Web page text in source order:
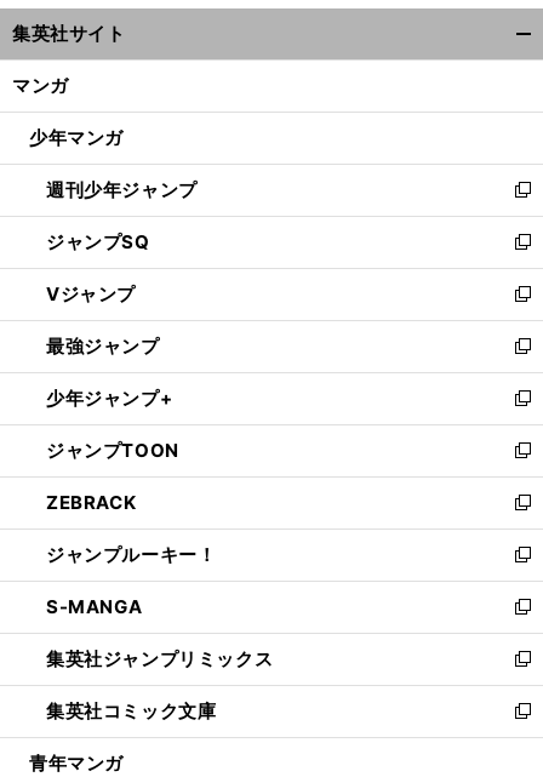
ウ
ィ
ン
ウ
開
く
集英社サイト
マンガ
少年マンガ
週刊少年ジャンプ
新
し
い
ウ
ィ
ン
ド
ウ
で
開
く
ジャンプSQ
新
し
い
ウ
ィ
ン
ド
ウ
で
開
く
Vジャンプ
新
し
い
ウ
ィ
ン
ド
ウ
で
開
く
最強ジャンプ
新
し
い
ウ
ィ
ン
ド
ウ
で
開
く
少年ジャンプ+
新
し
い
ウ
ィ
ン
ド
ウ
で
開
く
ジャンプTOON
新
し
い
ウ
ィ
ン
ド
ウ
で
開
く
ZEBRACK
新
し
い
ウ
ィ
ン
ド
ウ
で
開
ジャンプルーキー！
新
し
い
ウ
ィ
ン
ド
ウ
S-MANGA
新
し
い
ウ
ィ
ン
集英社ジャンプリミックス
新
し
い
ウ
集英社コミック文庫
新
し
青年マンガ